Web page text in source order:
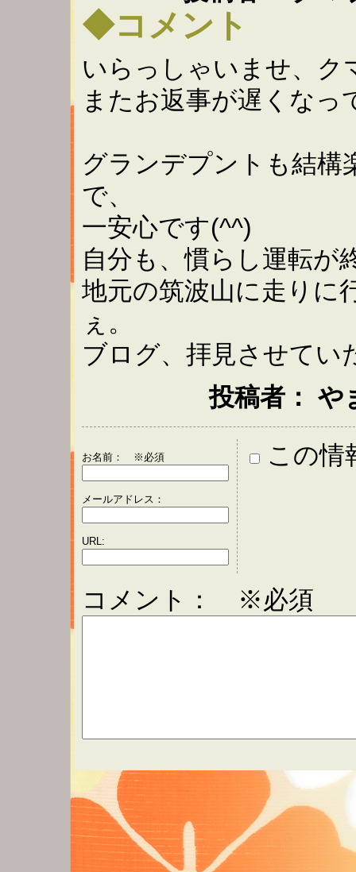
◆コメント
いらっしゃいませ、ク
またお返事が遅くなっ
グランデプントも結構
で、
一安心です(^^)
自分も、慣らし運転が
地元の筑波山に走りに
ぇ。
ブログ、拝見させてい
投稿者： や
お名前： ※必須
メールアドレス：
URL:
この情
コメント： ※必須